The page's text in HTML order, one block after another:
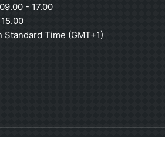
- 17.00
Standard Time (GMT+1)